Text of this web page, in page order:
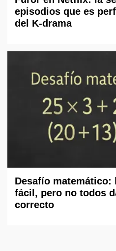
episodios que es
del K-drama
Desafío matemático:
fácil, pero no todos
correcto